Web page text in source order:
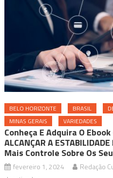
BELO HORIZONTE BRASIL
MINAS GERAIS
VARIEDADES
Conheça E Adquira O Ebook
ALCANÇAR A
Mais Controle Sobre Os
fevereiro 1, 2024 Redação